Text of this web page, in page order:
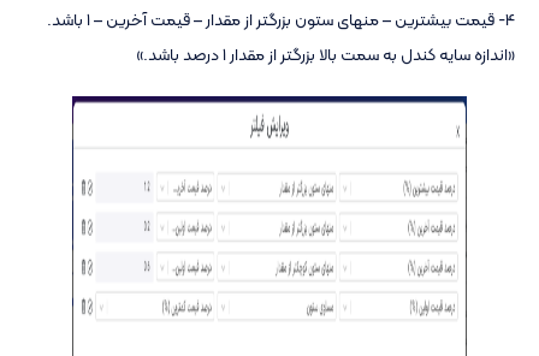
4- قیمت بیشترین – منهای ستون بزرگتر از مقدار – قیمت آخرین – 1 باشد.
«اندازه سایه کندل به سمت بالا بزرگتر از مقدار 1 درصد باشد.»